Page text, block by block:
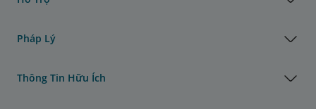
Pháp Lý
Thông Tin Hữu Ích